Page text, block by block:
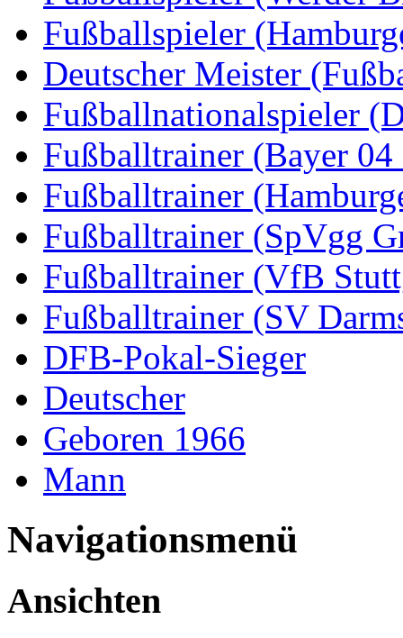
Fußballspieler
Deutscher Meister
Fußballnationalspieler
Fußballtrainer (Bayer 04
Fußballtrainer
Fußballtrainer (SpVgg
Fußballtrainer (VfB
Fußballtrainer (SV
DFB-Pokal-Sieger
Deutscher
Geboren 1966
Mann
Navigationsmenü
Ansichten